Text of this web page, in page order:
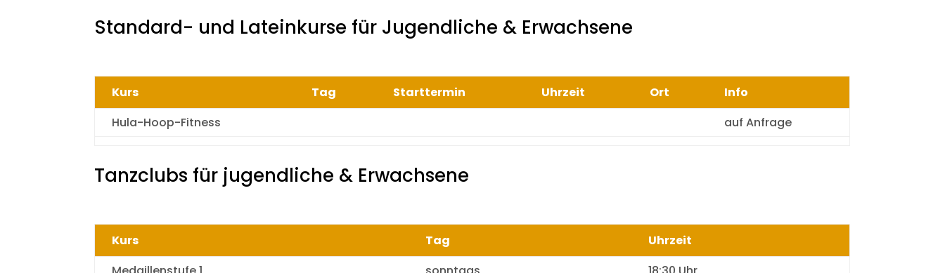
Standard- und Lateinkurse für Jugendliche & Erwachsene
Kurs Tag Starttermin Uhrzeit Ort
Info
Hula-Hoop-Fitness
auf Anfrage
Tanzclubs für jugendliche & Erwachsene
Kurs Tag
Uhrzeit